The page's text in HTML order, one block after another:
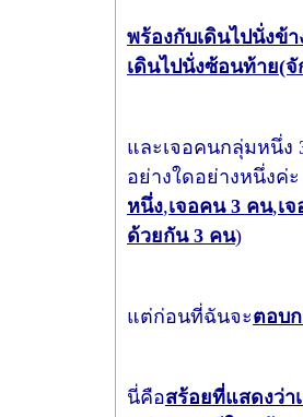
พร้องกับเดินไปนั่งข้า
เดินไปนั่งซ้อนท้าย(จั
และเจอคนกลุ่มหนึ่ง
อย่างใดอย่างหนึ่งค่ะ
หนึ่ง,เจอคน 3 คน,เ
ด้วยกัน 3 คน)
แต่ก่อนที่ฉันจะตอบ
นี่คือสร้อยที่แสดงว่า